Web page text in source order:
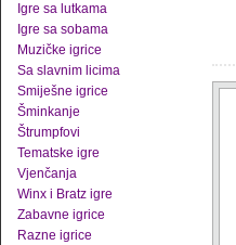
Igre sa lutkama
Igre sa sobama
Muzičke igrice
Sa slavnim licima
Smiješne igrice
Šminkanje
Štrumpfovi
Tematske igre
Vjenčanja
Winx i Bratz igre
Zabavne igrice
Razne igrice